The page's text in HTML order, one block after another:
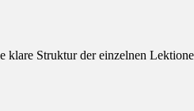
Struktur der einzelnen